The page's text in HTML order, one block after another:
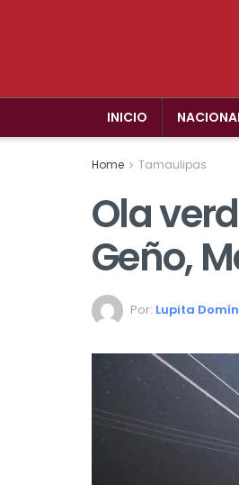
INICIO
Home Tamaulipas
Ola
Geño,
Por: Lupita